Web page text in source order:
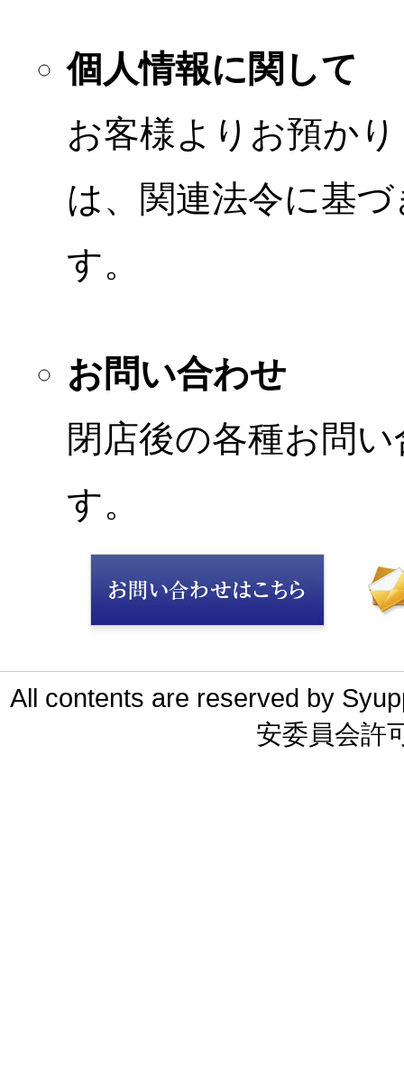
個人情報に関して
お客様よりお預か
は、関連法令に基
す。
お問い合わせ
閉店後の各種お問
す。
All contents are reserved by
安委員会許